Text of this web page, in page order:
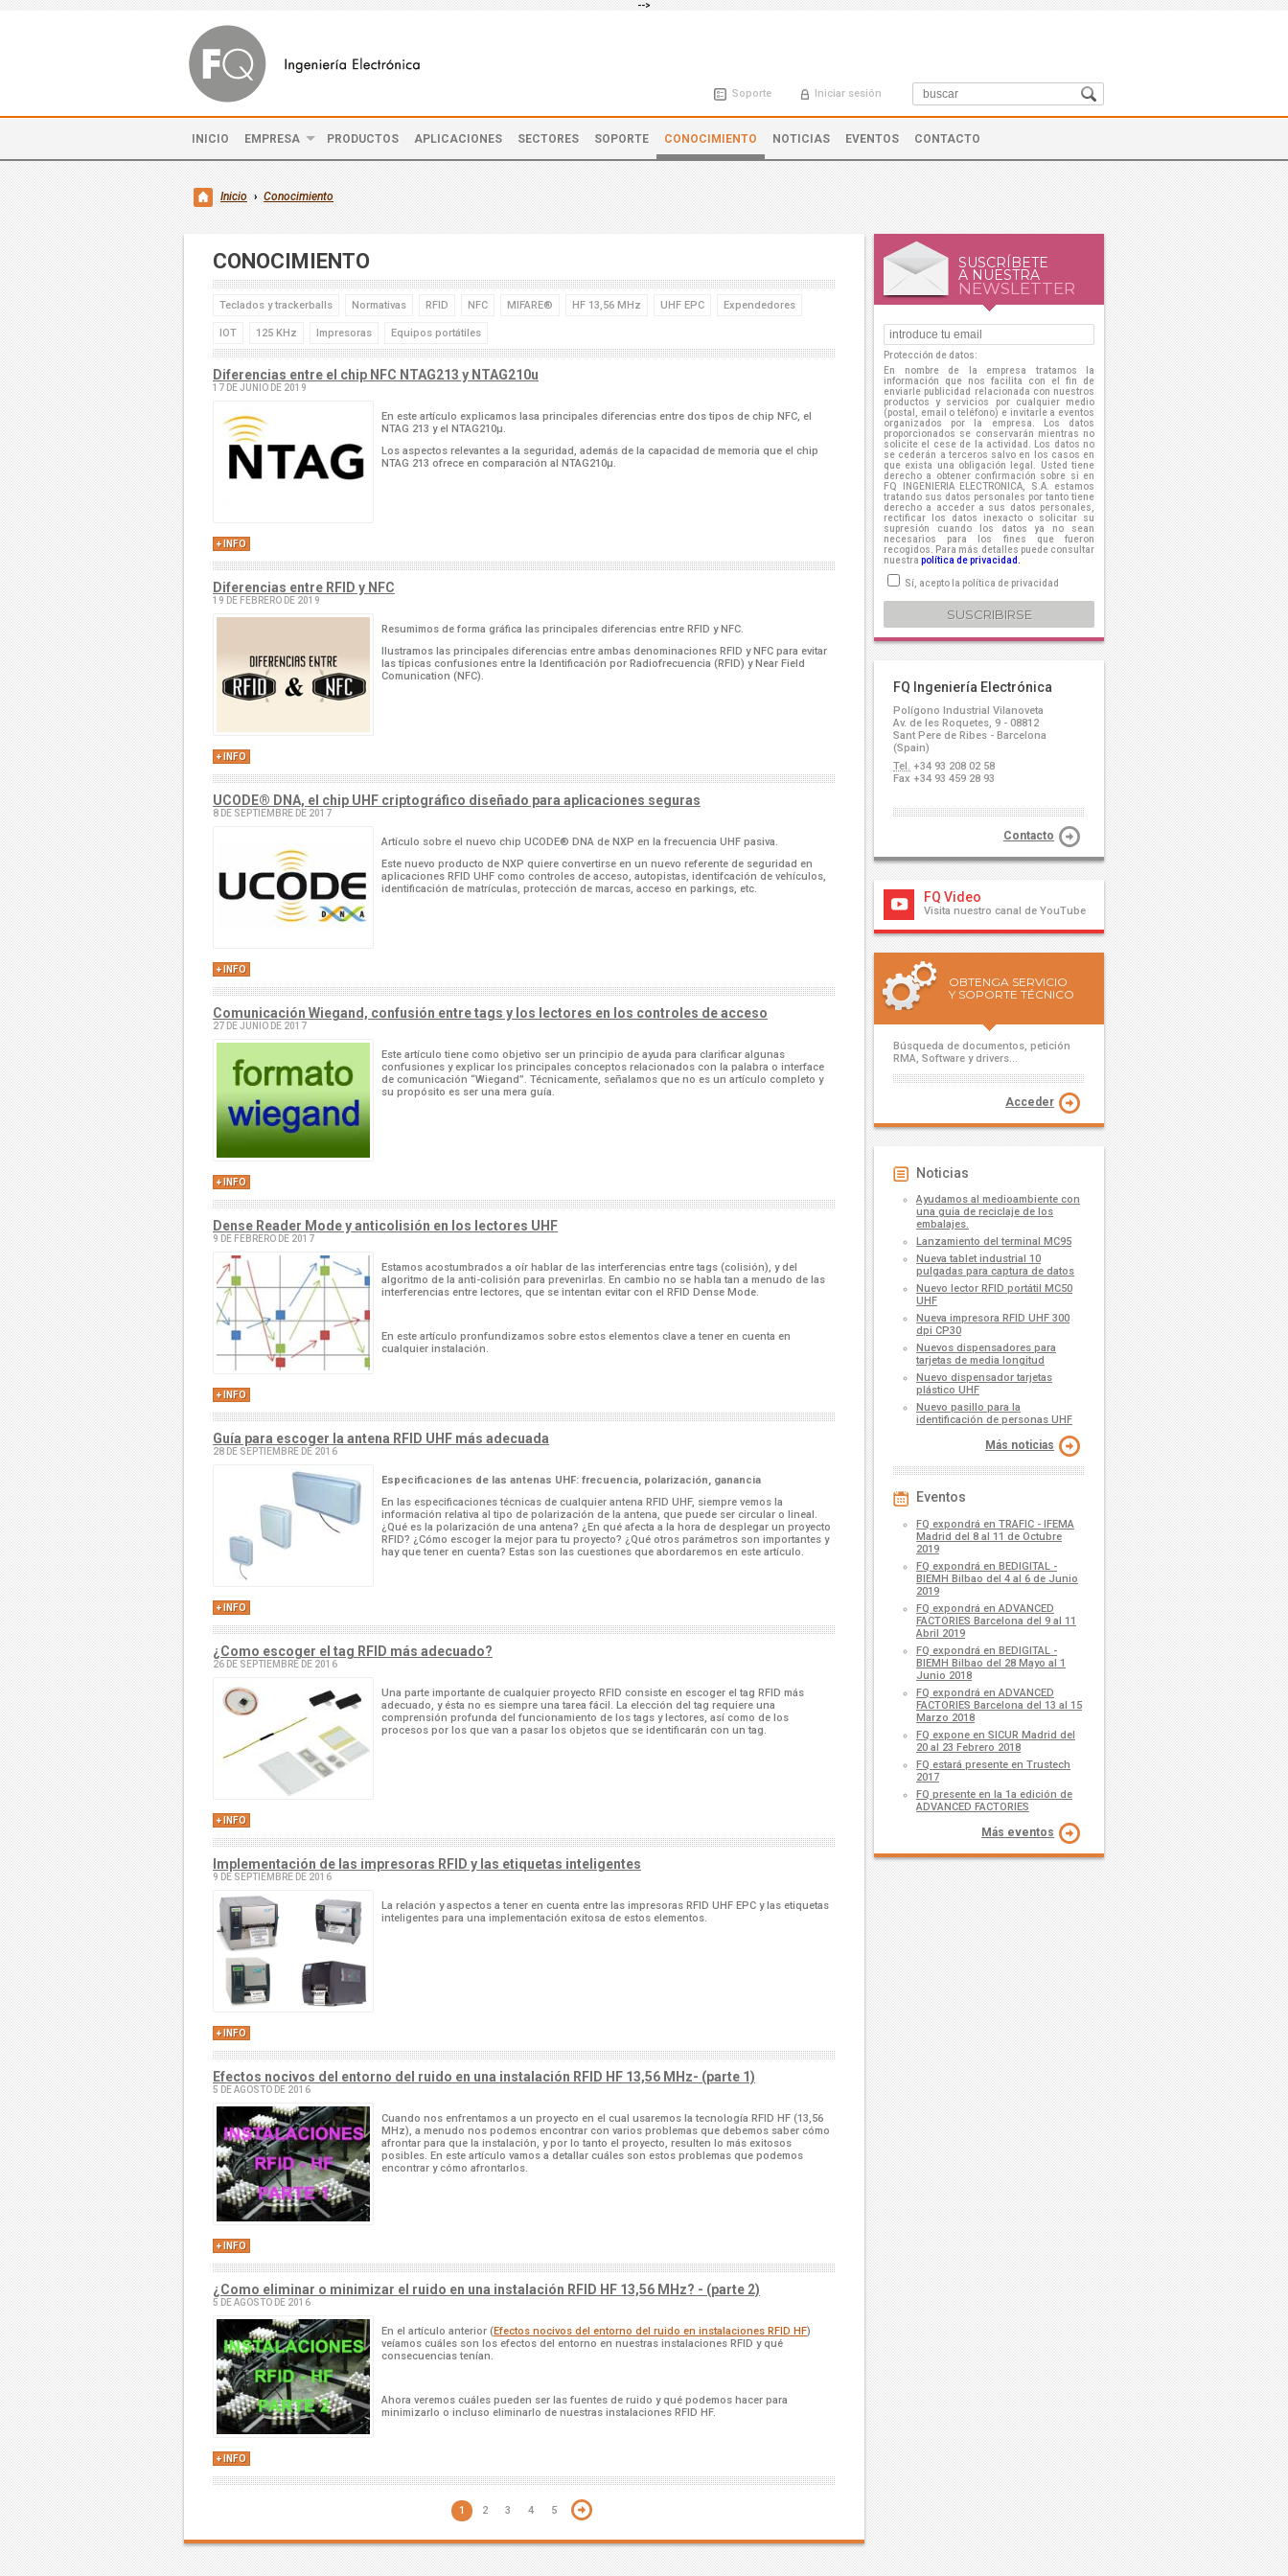
-->
Soporte Iniciar sesión
INICIO EMPRESA PRODUCTOS APLICACIONES SECTORES SOPORTE CONOCIMIENTO NOTICIAS EVENTOS CONTACTO
Inicio › Conocimiento
CONOCIMIENTO
Teclados y trackerballs Normativas RFID NFC MIFARE® HF 13,56 MHz UHF EPC Expendedores
IOT 125 KHz Impresoras Equipos portátiles
Diferencias entre el chip NFC NTAG213 y NTAG210u
17 DE JUNIO DE 2019
En este artículo explicamos lasa principales diferencias entre dos tipos de chip NFC, el
NTAG 213 y el NTAG210µ.
Los aspectos relevantes a la seguridad, además de la capacidad de memoria que el chip
NTAG 213 ofrece en comparación al NTAG210µ.
+ INFO
Diferencias entre RFID y NFC
19 DE FEBRERO DE 2019
Resumimos de forma gráfica las principales diferencias entre RFID y NFC.
Ilustramos las principales diferencias entre ambas denominaciones RFID y NFC para evitar
las típicas confusiones entre la Identificación por Radiofrecuencia (RFID) y Near Field
Comunication (NFC).
+ INFO
UCODE® DNA, el chip UHF criptográfico diseñado para aplicaciones seguras
8 DE SEPTIEMBRE DE 2017
Artículo sobre el nuevo chip UCODE® DNA de NXP en la frecuencia UHF pasiva.
Este nuevo producto de NXP quiere convertirse en un nuevo referente de seguridad en
aplicaciones RFID UHF como controles de acceso, autopistas, identifcación de vehículos,
identificación de matrículas, protección de marcas, acceso en parkings, etc.
+ INFO
Comunicación Wiegand, confusión entre tags y los lectores en los controles de acceso
27 DE JUNIO DE 2017
Este artículo tiene como objetivo ser un principio de ayuda para clarificar algunas
confusiones y explicar los principales conceptos relacionados con la palabra o interface
de comunicación “Wiegand”. Técnicamente, señalamos que no es un artículo completo y
su propósito es ser una mera guía.
+ INFO
Dense Reader Mode y anticolisión en los lectores UHF
9 DE FEBRERO DE 2017
Estamos acostumbrados a oír hablar de las interferencias entre tags (colisión), y del
algoritmo de la anti-colisión para prevenirlas. En cambio no se habla tan a menudo de las
interferencias entre lectores, que se intentan evitar con el RFID Dense Mode.
En este artículo pronfundizamos sobre estos elementos clave a tener en cuenta en
cualquier instalación.
+ INFO
Guía para escoger la antena RFID UHF más adecuada
28 DE SEPTIEMBRE DE 2016
Especificaciones de las antenas UHF: frecuencia, polarización, ganancia
En las especificaciones técnicas de cualquier antena RFID UHF, siempre vemos la
información relativa al tipo de polarización de la antena, que puede ser circular o lineal.
¿Qué es la polarización de una antena? ¿En qué afecta a la hora de desplegar un proyecto
RFID? ¿Cómo escoger la mejor para tu proyecto? ¿Qué otros parámetros son importantes y
hay que tener en cuenta? Estas son las cuestiones que abordaremos en este artículo.
+ INFO
¿Como escoger el tag RFID más adecuado?
26 DE SEPTIEMBRE DE 2016
Una parte importante de cualquier proyecto RFID consiste en escoger el tag RFID más
adecuado, y ésta no es siempre una tarea fácil. La elección del tag requiere una
comprensión profunda del funcionamiento de los tags y lectores, así como de los
procesos por los que van a pasar los objetos que se identificarán con un tag.
+ INFO
Implementación de las impresoras RFID y las etiquetas inteligentes
9 DE SEPTIEMBRE DE 2016
La relación y aspectos a tener en cuenta entre las impresoras RFID UHF EPC y las etiquetas
inteligentes para una implementación exitosa de estos elementos.
+ INFO
Efectos nocivos del entorno del ruido en una instalación RFID HF 13,56 MHz- (parte 1)
5 DE AGOSTO DE 2016
Cuando nos enfrentamos a un proyecto en el cual usaremos la tecnología RFID HF (13,56
MHz), a menudo nos podemos encontrar con varios problemas que debemos saber cómo
afrontar para que la instalación, y por lo tanto el proyecto, resulten lo más exitosos
posibles. En este artículo vamos a detallar cuáles son estos problemas que podemos
encontrar y cómo afrontarlos.
+ INFO
¿Como eliminar o minimizar el ruido en una instalación RFID HF 13,56 MHz? - (parte 2)
5 DE AGOSTO DE 2016
En el artículo anterior (Efectos nocivos del entorno del ruido en instalaciones RFID HF)
veíamos cuáles son los efectos del entorno en nuestras instalaciones RFID y qué
consecuencias tenían.
Ahora veremos cuáles pueden ser las fuentes de ruido y qué podemos hacer para
minimizarlo o incluso eliminarlo de nuestras instalaciones RFID HF.
+ INFO
1 2 3 4 5
SUSCRÍBETE
A NUESTRA
NEWSLETTER
Protección de datos:
En nombre de la empresa tratamos la
información que nos facilita con el fin de
enviarle publicidad relacionada con nuestros
productos y servicios por cualquier medio
(postal, email o teléfono) e invitarle a eventos
organizados por la empresa. Los datos
proporcionados se conservarán mientras no
solicite el cese de la actividad. Los datos no
se cederán a terceros salvo en los casos en
que exista una obligación legal. Usted tiene
derecho a obtener confirmación sobre si en
FQ INGENIERIA ELECTRONICA, S.A. estamos
tratando sus datos personales por tanto tiene
derecho a acceder a sus datos personales,
rectificar los datos inexacto o solicitar su
supresión cuando los datos ya no sean
necesarios para los fines que fueron
recogidos. Para más detalles puede consultar
nuestra política de privacidad.
Sí, acepto la política de privacidad
FQ Ingeniería Electrónica
Polígono Industrial Vilanoveta
Av. de les Roquetes, 9 - 08812
Sant Pere de Ribes - Barcelona
(Spain)
Tel. +34 93 208 02 58
Fax +34 93 459 28 93
Contacto
FQ Video
Visita nuestro canal de YouTube
OBTENGA SERVICIO
Y SOPORTE TÉCNICO
Búsqueda de documentos, petición
RMA, Software y drivers...
Acceder
Noticias
Ayudamos al medioambiente con
una guia de reciclaje de los
embalajes.
Lanzamiento del terminal MC95
Nueva tablet industrial 10
pulgadas para captura de datos
Nuevo lector RFID portátil MC50
UHF
Nueva impresora RFID UHF 300
dpi CP30
Nuevos dispensadores para
tarjetas de media longitud
Nuevo dispensador tarjetas
plástico UHF
Nuevo pasillo para la
identificación de personas UHF
Más noticias
Eventos
FQ expondrá en TRAFIC - IFEMA
Madrid del 8 al 11 de Octubre
2019
FQ expondrá en BEDIGITAL -
BIEMH Bilbao del 4 al 6 de Junio
2019
FQ expondrá en ADVANCED
FACTORIES Barcelona del 9 al 11
Abril 2019
FQ expondrá en BEDIGITAL -
BIEMH Bilbao del 28 Mayo al 1
Junio 2018
FQ expondrá en ADVANCED
FACTORIES Barcelona del 13 al 15
Marzo 2018
FQ expone en SICUR Madrid del
20 al 23 Febrero 2018
FQ estará presente en Trustech
2017
FQ presente en la 1a edición de
ADVANCED FACTORIES
Más eventos